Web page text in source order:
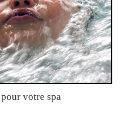
votre spa